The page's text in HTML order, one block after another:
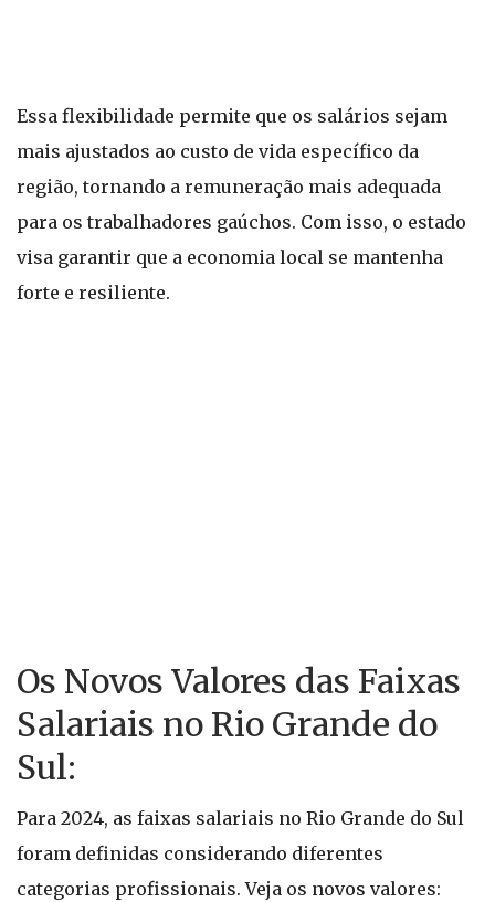
Essa flexibilidade permite que os salários sejam
mais ajustados ao custo de vida específico da
região, tornando a remuneração mais adequada
para os trabalhadores gaúchos. Com isso, o estado
visa garantir que a economia local se mantenha
forte e resiliente.
Os Novos Valores das Faixas
Salariais no Rio Grande do
Sul:
Para 2024, as faixas salariais no Rio Grande do Sul
foram definidas considerando diferentes
categorias profissionais. Veja os novos valores: